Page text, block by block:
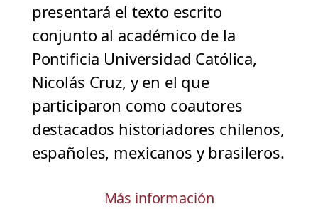
presentará el texto escrito
conjunto al académico de la
Pontificia Universidad Católica,
Nicolás Cruz, y en el que
participaron como coautores
destacados historiadores chilenos,
españoles, mexicanos y brasileros.
Más información